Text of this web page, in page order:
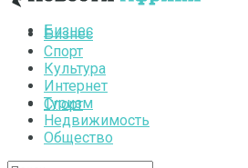
Бизнес
Спорт
Бизнес
Спорт
Культура
Интернет
Туризм
Недвижимость
Общество